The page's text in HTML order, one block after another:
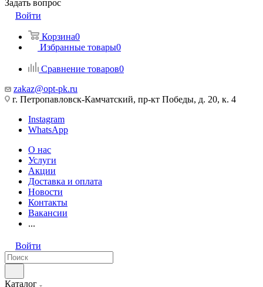
Задать вопрос
Войти
Корзина0
Избранные товары0
Сравнение товаров0
zakaz@opt-pk.ru
г. Петропавловск-Камчатский, пр-кт Победы, д. 20, к. 4
Instagram
WhatsApp
О нас
Услуги
Акции
Доставка и оплата
Новости
Контакты
Вакансии
...
Войти
Каталог